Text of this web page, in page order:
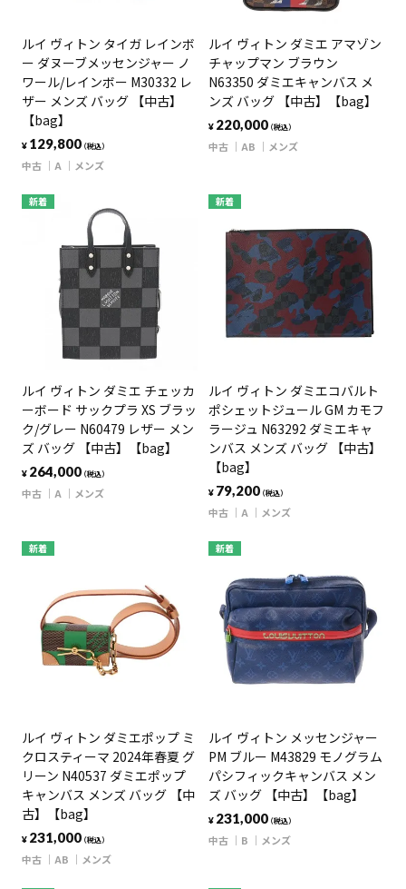
ルイ ヴィトン タイガ レインボ
ー ダヌーブメッセンジャー ノ
ワール/レインボー M30332 レ
ザー メンズ バッグ 【中古】
【bag】
¥ 129,800（税込）
中古 A メンズ
ルイ ヴィトン ダミエ アマゾン
チャップマン ブラウン
N63350 ダミエキャンバス メ
ンズ バッグ 【中古】【bag】
¥ 220,000（税込）
中古 AB メンズ
新着
ルイ ヴィトン ダミエ チェッカ
ーボード サックプラ XS ブラッ
ク/グレー N60479 レザー メン
ズ バッグ 【中古】【bag】
¥ 264,000（税込）
中古 A メンズ
新着
ルイ ヴィトン ダミエコバルト
ポシェットジュール GM カモフ
ラージュ N63292 ダミエキャ
ンバス メンズ バッグ 【中古】
【bag】
¥ 79,200（税込）
中古 A メンズ
新着
ルイ ヴィトン ダミエポップ ミ
クロスティーマ 2024年春夏 グ
リーン N40537 ダミエポップ
キャンバス メンズ バッグ 【中
古】【bag】
¥ 231,000（税込）
中古 AB メンズ
新着
ルイ ヴィトン メッセンジャー
PM ブルー M43829 モノグラム
パシフィックキャンバス メン
ズ バッグ 【中古】【bag】
¥ 231,000（税込）
中古 B メンズ